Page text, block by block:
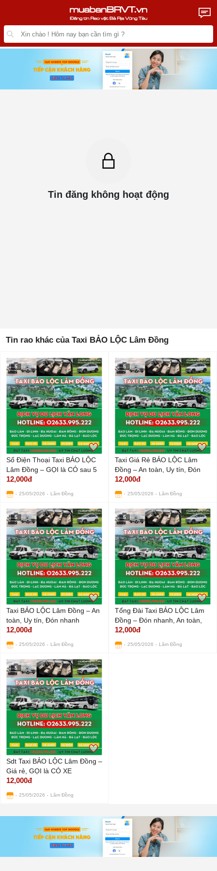
Tin đăng không hoạt động
Tin rao khác của Taxi BẢO LỘC Lâm Đồng
5
Số Điện Thoại Taxi BẢO LỘC
Lâm Đồng – GỌI là CÓ sau 5
PHÚT
12,000đ
25/05/2026 Lâm Đồng
5
Taxi Giá Rẻ BẢO LỘC Lâm
Đồng – An toàn, Uy tín, Đón
nhanh
12,000đ
25/05/2026 Lâm Đồng
5
Taxi BẢO LỘC Lâm Đồng – An
toàn, Uy tín, Đón nhanh
12,000đ
25/05/2026 Lâm Đồng
5
Tổng Đài Taxi BẢO LỘC Lâm
Đồng – Đón nhanh, An toàn,
Uy tín
12,000đ
25/05/2026 Lâm Đồng
5
Sdt Taxi BẢO LỘC Lâm Đồng –
Giá rẻ, GỌI là CÓ XE
12,000đ
25/05/2026 Lâm Đồng